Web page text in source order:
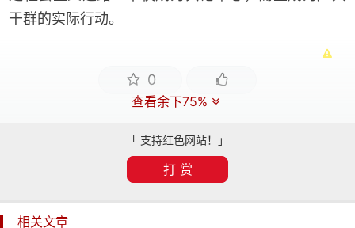
干群的实际行动。
0
查看余下75%
「 支持红色网站！」
打 赏
相关文章